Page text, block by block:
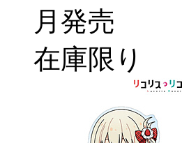
月発売
在庫限り